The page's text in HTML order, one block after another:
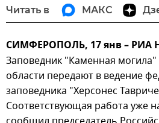
Читать в МАКС
СИМФЕРОПОЛЬ, 17 янв – РИА
Заповедник "Каменная
области передают в ведение
заповедника "Херсонес
Соответствующая работа уже